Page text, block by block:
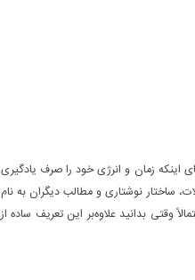
زمان و انرژی خود را صرف یادگیری
ساختار نوشتاری و مطالب دیگران به نام
بدانید علاوه‌بر این تعریف ساده از